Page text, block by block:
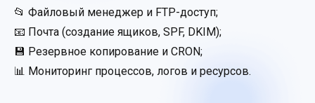
📂 Файловый менеджер и FTP-доступ;
📧 Почта (создание ящиков, SPF, DKIM);
💾 Резервное копирование и CRON;
📊 Мониторинг процессов, логов и ресурсов.